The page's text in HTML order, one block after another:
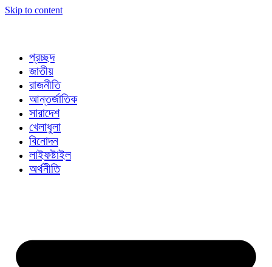
Skip to content
প্রচ্ছদ
জাতীয়
রাজনীতি
আন্তর্জাতিক
সারাদেশ
খেলাধুলা
বিনোদন
লাইফষ্টাইল
অর্থনীতি